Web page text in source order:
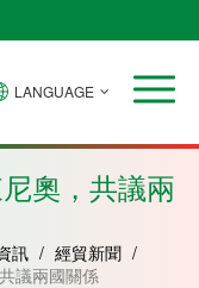
克
和
普
西
LANGUAGE
奧，共議兩
訊 / 經貿新聞 /
議兩國關係